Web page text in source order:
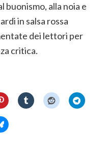
buonismo, alla noia e
in salsa rossa
dei lettori per
critica.